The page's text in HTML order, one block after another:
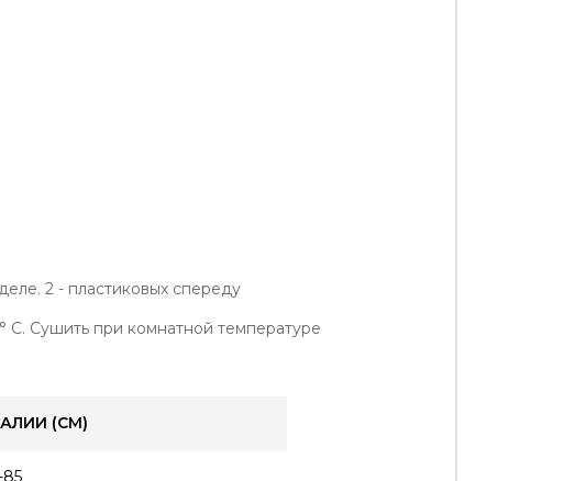
2 - пластиковых спереду
Сушить при комнатной температуре
(CM)
85